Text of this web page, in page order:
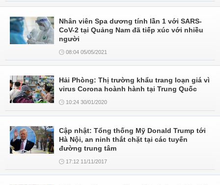
Nhân viên Spa dương tính lần 1 với SARS-
CoV-2 tại Quảng Nam đã tiếp xúc với nhiều
người
08:04 05/05/2021
Hải Phòng: Thị trường khẩu trang loạn giá vì
virus Corona hoành hành tại Trung Quốc
10:24 30/01/2020
Cập nhật: Tổng thống Mỹ Donald Trump tới
Hà Nội, an ninh thắt chặt tại các tuyến
đường trung tâm
17:12 11/11/2017